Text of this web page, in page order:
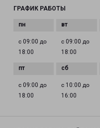
ГРАФИК РАБОТЫ
с 09:00 до
18:00
с 09:00 до
18:00
с 09:00 до
18:00
с 10:00 до
16:00